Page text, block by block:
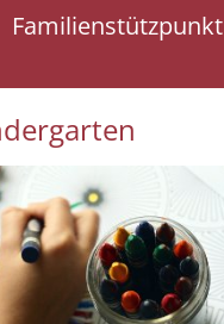
Familienstützpunkt